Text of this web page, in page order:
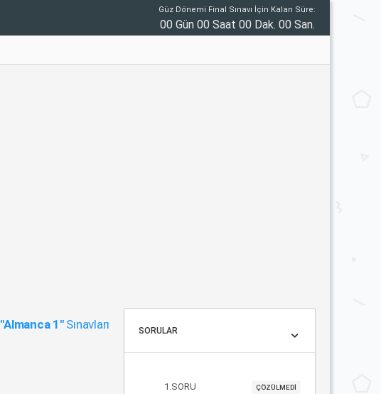
Güz Dönemi Final Sınavı İçin Kalan Süre:
00 Gün 00 Saat 00 Dak. 00 San.
"Almanca 1"Sınavları SORULAR
1.SORU ÇÖZÜLMEDİ